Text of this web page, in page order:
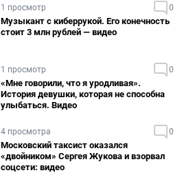
1 просмотр 0
Музыкант с киберрукой. Его конечность
стоит 3 млн рублей — видео
1 просмотр 0
«Мне говорили, что я уродливая».
История девушки, которая не способна
улыбаться. Видео
4 просмотра 0
Московский таксист оказался
«двойником» Сергея Жукова и взорвал
соцсети: видео